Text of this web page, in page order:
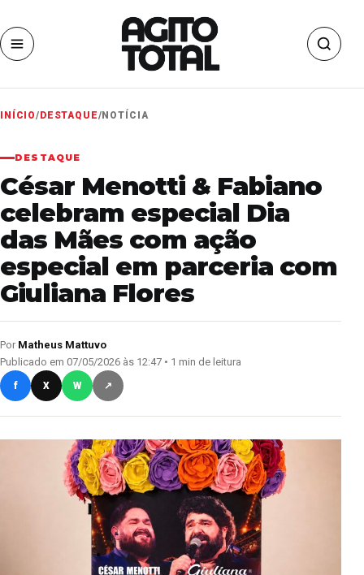
INÍCIO/ DESTAQUE/ NOTÍCIA
DESTAQUE
César Menotti & Fabiano
celebram especial Dia
das Mães com ação
especial em parceria com
Giuliana Flores
Por Matheus Mattuvo
Publicado em 07/05/2026 às 12:47 • 1 min de leitura
f X W ↗